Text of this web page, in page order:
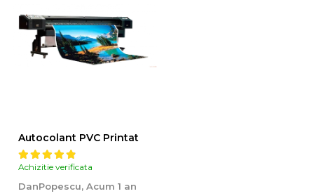
Autocolant PVC Printat
Achizitie verificata
DanPopescu, Acum 1 an